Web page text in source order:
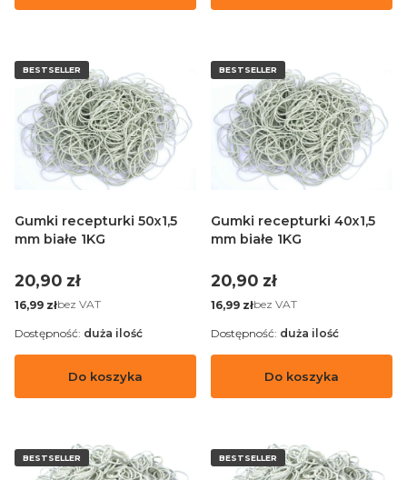
BESTSELLER
Gumki recepturki 50x1,5
mm białe 1KG
Cena
20,90 zł
Cena
16,99 złbez VAT
Do koszyka
Dostępność: duża ilość
BESTSELLER
Gumki recepturki 40x1,5
mm białe 1KG
Cena
20,90 zł
Cena
16,99 złbez VAT
Do koszyka
Dostępność: duża ilość
BESTSELLER BESTSELLER